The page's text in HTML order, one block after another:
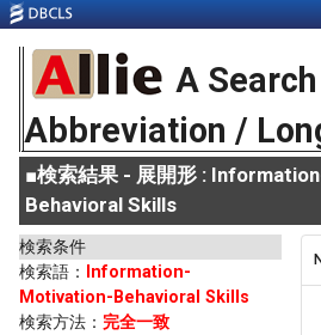
A
Abbreviation /
■検索結果 - 展開形 :
Behavioral Skills
検索条件
検索語：
Information-
Motivation-Behavioral Skills
検索方法： 完全一致